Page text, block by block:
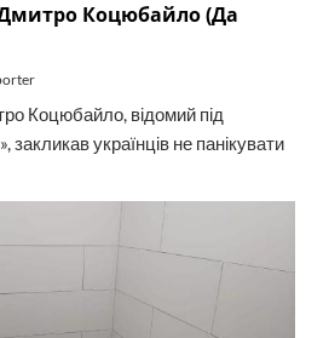
Коцюбайло (Да
Коцюбайло, відомий під
закликав українців не панікувати